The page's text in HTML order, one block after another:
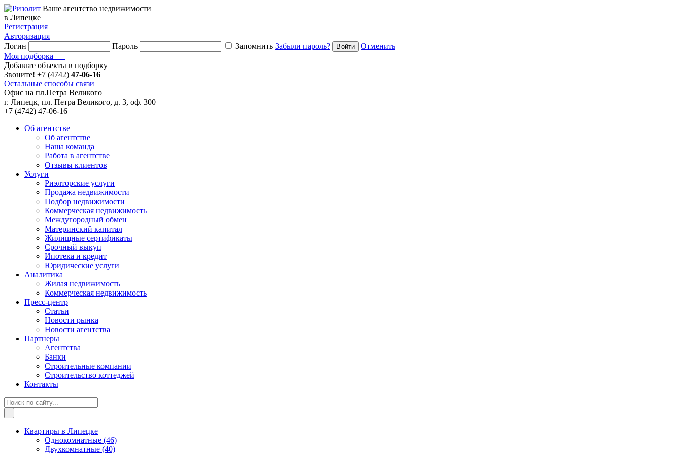
Ваше агентство недвижимости
в Липецке
Регистрация
Авторизация
Логин
Пароль Запомнить Забыли пароль?
Отменить
Моя подборка
Добавьте объекты в подборку
Звоните! +7 (4742) 47-06-16
Остальные способы связи
Офис на пл.Петра Великого
г. Липецк, пл. Петра Великого, д. 3, оф. 300
+7 (4742) 47-06-16
Об агентстве
Об агентстве
Наша команда
Работа в агентстве
Отзывы клиентов
Услуги
Риэлторские услуги
Продажа недвижимости
Подбор недвижимости
Коммерческая недвижимость
Междугородный обмен
Материнский капитал
Жилищные сертификаты
Срочный выкуп
Ипотека и кредит
Юридические услуги
Аналитика
Жилая недвижимость
Коммерческая недвижимость
Пресс-центр
Статьи
Новости рынка
Новости агентства
Партнеры
Агентства
Банки
Строительные компании
Строительство коттеджей
Контакты
Квартиры в Липецке
Однокомнатные (46)
Двухкомнатные (40)